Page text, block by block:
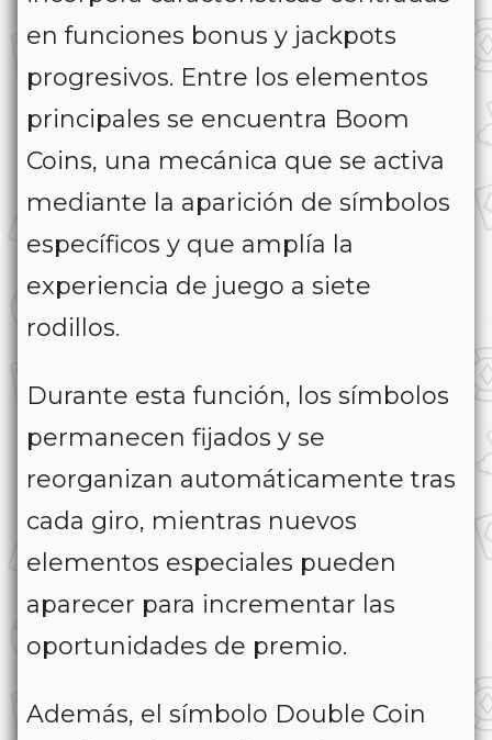
en funciones bonus y jackpots
progresivos. Entre los elementos
principales se encuentra Boom
Coins, una mecánica que se activa
mediante la aparición de símbolos
específicos y que amplía la
experiencia de juego a siete
rodillos.
Durante esta función, los símbolos
permanecen fijados y se
reorganizan automáticamente tras
cada giro, mientras nuevos
elementos especiales pueden
aparecer para incrementar las
oportunidades de premio.
Además, el símbolo Double Coin